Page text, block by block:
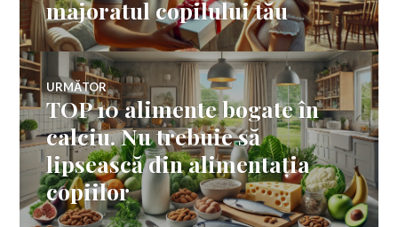
articole
majoratul copilului tău
URMĂTOR
Articolul
următor:
TOP 10 alimente bogate în
calciu. Nu trebuie să
lipsească din alimentația
copiilor